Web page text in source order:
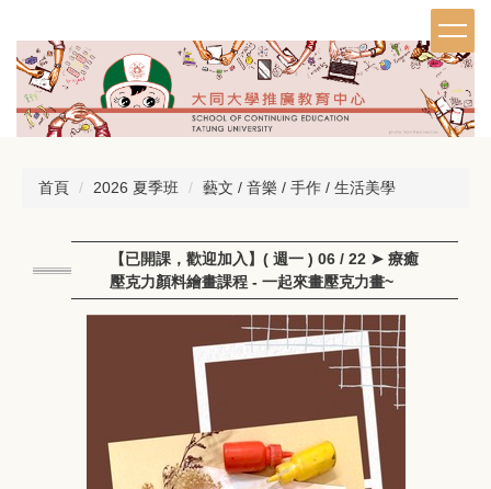
到
主
內
首頁
2026 夏季班 藝文 / 音樂 / 手作 / 生活美學
【已開課，歡迎加入】( 週一 ) 06 / 22 ➤ 療癒
壓克力顏料繪畫課程 - 一起來畫壓克力畫~